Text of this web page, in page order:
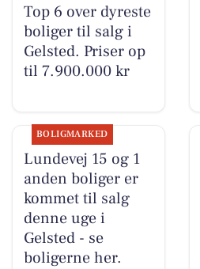
Top 6 over dyreste
boliger til salg i
Gelsted. Priser op
til 7.900.000 kr
BOLIGMARKED
Lundevej 15 og 1
anden boliger er
kommet til salg
denne uge i
Gelsted - se
boligerne her.